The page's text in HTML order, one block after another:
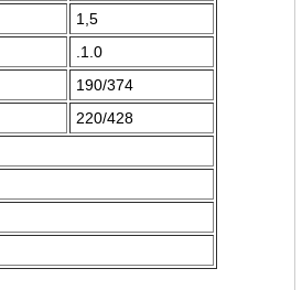
1,5
.1.0
190/374
220/428